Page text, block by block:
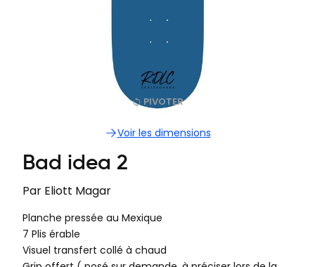
PIVOTER
Voir les dimensions
Bad idea 2
Par Eliott Magar
Planche pressée au Mexique
7 Plis érable
Visuel transfert collé à chaud